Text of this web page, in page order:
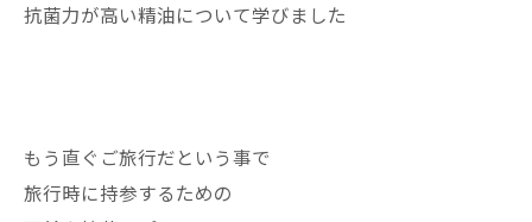
抗菌力が高い精油について学びました
もう直ぐご旅行だという事で
旅行時に持参するための